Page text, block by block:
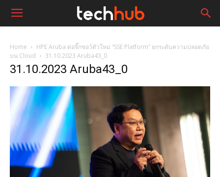
Home
HPE Aruba ต่อจิ๊กซอว์ตัวใหม่ “SSE Platform” ยกระดับความปลอดภัย
บน Cloud
31.10.2023 Aruba43_0
31.10.2023 Aruba43_0